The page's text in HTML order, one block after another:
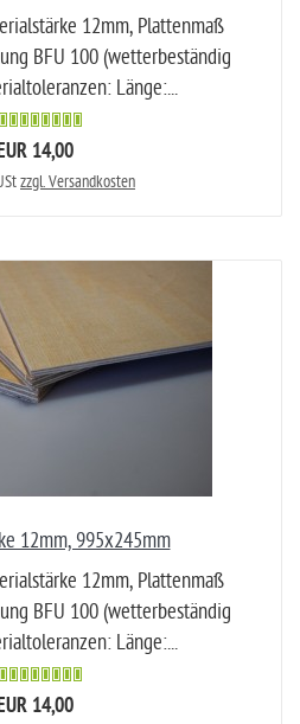
12mm, Plattenmaß
BFU 100 (wetterbeständig
Länge:...
14,00
zzgl. Versandkosten
12mm, 995x245mm
12mm, Plattenmaß
BFU 100 (wetterbeständig
Länge:...
14,00